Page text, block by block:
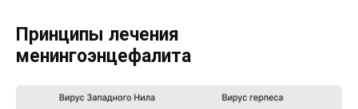
Принципы лечения
менингоэнцефалита